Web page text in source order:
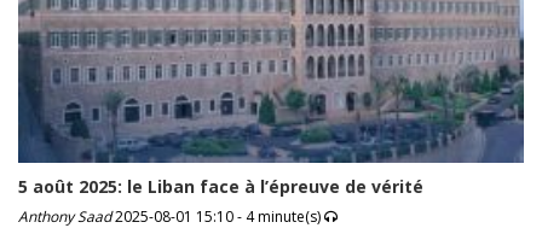
5 août 2025: le Liban face à l’épreuve de vérité
Anthony Saad2025-08-01 15:10 - 4 minute(s)